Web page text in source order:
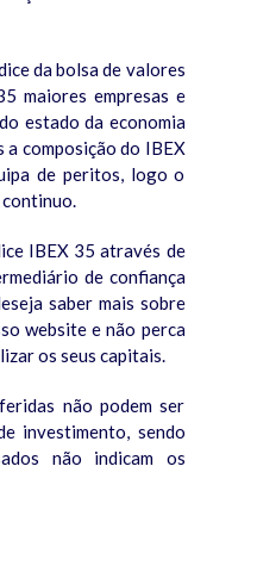
da bolsa de valores
maiores empresas e
estado da economia
a composição do IBEX
de peritos, logo o
continuo.
IBEX 35 através de
de confiança
saber mais sobre
website e não perca
os seus capitais.
não podem ser
investimento, sendo
não indicam os